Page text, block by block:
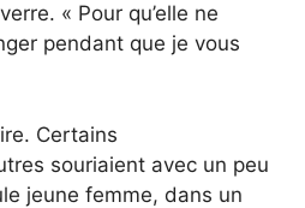
« Pour qu’elle ne
pendant que je vous
Certains
souriaient avec un peu
jeune femme, dans un